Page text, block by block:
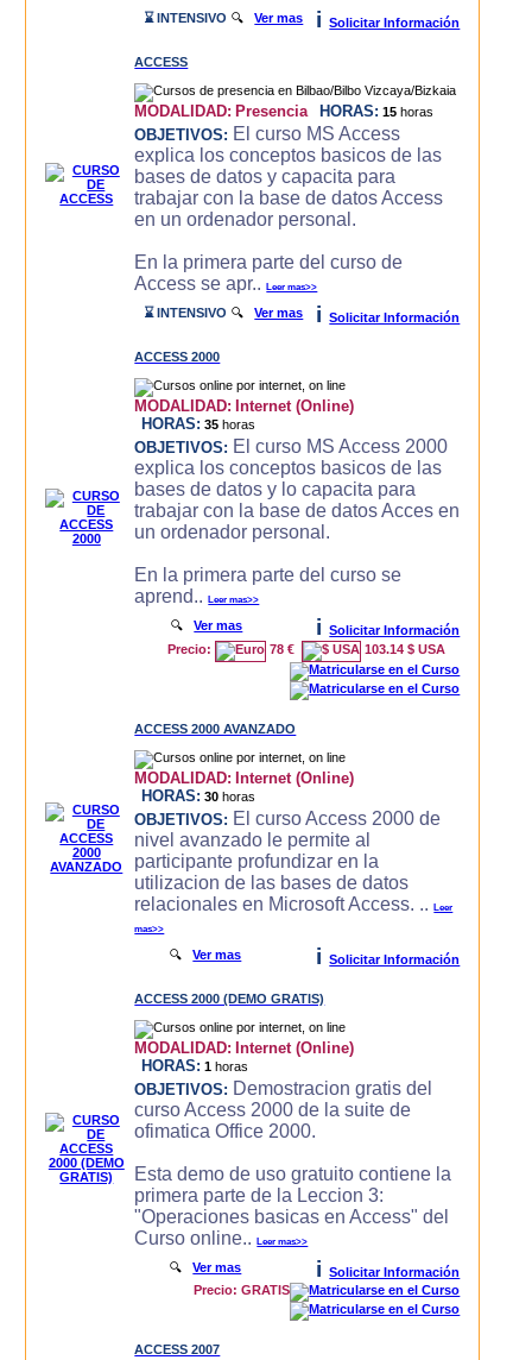
⌛ INTENSIVO 🔍Ver mas i Solicitar Información
ACCESS
MODALIDAD: Presencia HORAS: 15 horas
OBJETIVOS: El curso MS Access
explica los conceptos basicos de las
bases de datos y capacita para
trabajar con la base de datos Access
en un ordenador personal.
En la primera parte del curso de
Access se apr..Leer mas>>
⌛ INTENSIVO 🔍Ver mas i Solicitar Información
ACCESS 2000
MODALIDAD: Internet (Online)
HORAS: 35 horas
OBJETIVOS: El curso MS Access 2000
explica los conceptos basicos de las
bases de datos y lo capacita para
trabajar con la base de datos Acces en
un ordenador personal.
En la primera parte del curso se
aprend..Leer mas>>
🔍Ver mas i
Solicitar Información
Precio:
78 € 103.14 $ USA
ACCESS 2000 AVANZADO
MODALIDAD: Internet (Online)
HORAS: 30 horas
OBJETIVOS: El curso Access 2000 de
nivel avanzado le permite al
participante profundizar en la
utilizacion de las bases de datos
relacionales en Microsoft Access. ..Leer
mas>>
🔍Ver mas i Solicitar Información
ACCESS 2000 (DEMO GRATIS)
MODALIDAD: Internet (Online)
HORAS: 1 horas
OBJETIVOS: Demostracion gratis del
curso Access 2000 de la suite de
ofimatica Office 2000.
Esta demo de uso gratuito contiene la
primera parte de la Leccion 3:
"Operaciones basicas en Access" del
Curso online..Leer mas>>
🔍Ver mas i
Solicitar Información
Precio: GRATIS
ACCESS 2007